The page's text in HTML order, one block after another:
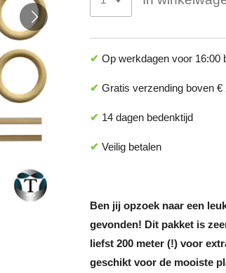
✔ Op werkdagen voor 16:00
✔ Gratis verzending boven €
✔ 14 dagen bedenktijd
✔ Veilig betalen
Ben jij opzoek naar een
gevonden! Dit pakket is
liefst 200 meter (!) voor
geschikt voor de mooiste